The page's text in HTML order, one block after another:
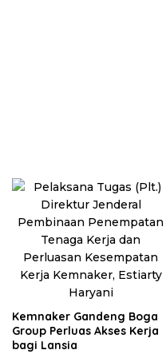
Kemnaker Gandeng Boga
Group Perluas Akses Kerja
bagi Lansia